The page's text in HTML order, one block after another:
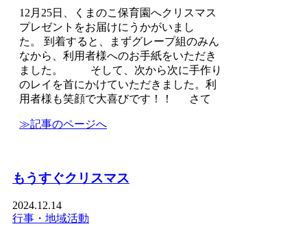
12月25日、くまのこ保育園へクリスマス
プレゼントをお届けにうかがいまし
た。 到着すると、まずグレープ組のみん
なから、利用者様へのお手紙をいただき
ました。 そして、次から次に手作り
のレイを首にかけていただきました。利
用者様も笑顔で大喜びです！！ さて
≫記事のページへ
もうすぐクリスマス
2024.12.14
行事・地域活動